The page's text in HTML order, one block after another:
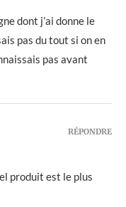
dont j’ai donne le
pas du tout si on en
pas avant
produit est le plus
RÉPONDRE